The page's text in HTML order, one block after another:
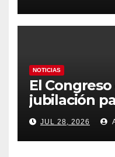
NOTICIAS
El
jubilación
sector
JUL 28, 2026